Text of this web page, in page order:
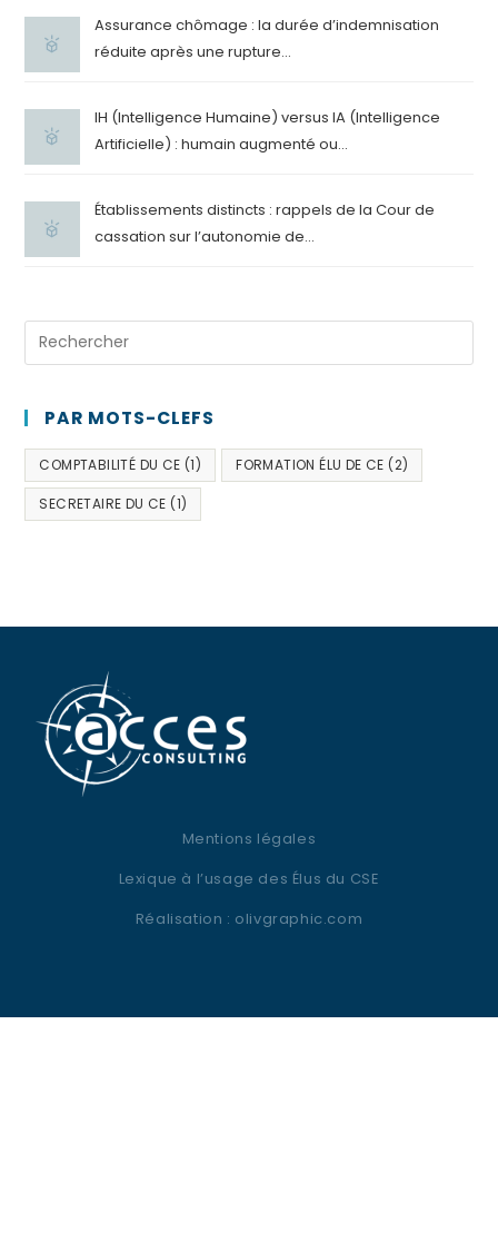
Assurance chômage : la durée d’indemnisation
réduite après une rupture...
IH (Intelligence Humaine) versus IA (Intelligence
Artificielle) : humain augmenté ou...
Établissements distincts : rappels de la Cour de
cassation sur l’autonomie de...
PAR MOTS-CLEFS
COMPTABILITÉ DU CE (1) FORMATION ÉLU DE CE (2)
SECRETAIRE DU CE (1)
Mentions légales
Lexique à l’usage des Élus du CSE
Réalisation : olivgraphic.com